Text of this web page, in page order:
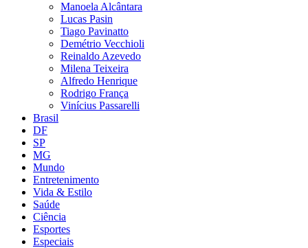
Manoela Alcântara
Lucas Pasin
Tiago Pavinatto
Demétrio Vecchioli
Reinaldo Azevedo
Milena Teixeira
Alfredo Henrique
Rodrigo França
Vinícius Passarelli
Brasil
DF
SP
MG
Mundo
Entretenimento
Vida & Estilo
Saúde
Ciência
Esportes
Especiais